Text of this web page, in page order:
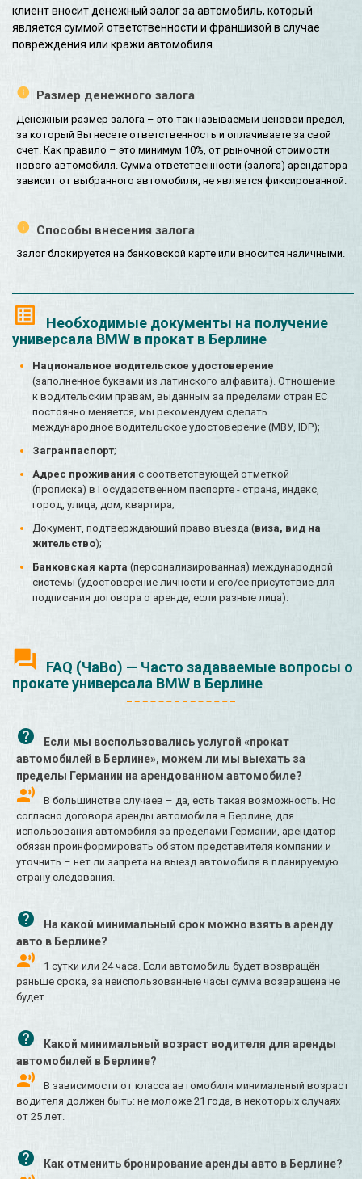
клиент вносит денежный залог за автомобиль, который
является суммой ответственности и франшизой в случае
повреждения или кражи автомобиля.
Размер денежного залога
Денежный размер залога – это так называемый ценовой предел,
за который Вы несете ответственность и оплачиваете за свой
счет. Как правило – это минимум 10%, от рыночной стоимости
нового автомобиля. Сумма ответственности (залога) арендатора
зависит от выбранного автомобиля, не является фиксированной.
Способы внесения залога
Залог блокируется на банковской карте или вносится наличными.
Необходимые документы на получение
универсала BMW в прокат в Берлине
Национальное водительское удостоверение
(заполненное буквами из латинского алфавита). Отношение
к водительским правам, выданным за пределами стран ЕС
постоянно меняется, мы рекомендуем сделать
международное водительское удостоверение (МВУ, IDP);
Загранпаспорт;
Адрес проживания с соответствующей отметкой
(прописка) в Государственном паспорте - страна, индекс,
город, улица, дом, квартира;
Документ, подтверждающий право въезда (виза, вид на
жительство);
Банковская карта (персонализированная) международной
системы (удостоверение личности и его/её присутствие для
подписания договора о аренде, если разные лица).
FAQ (ЧаВо) — Часто задаваемые вопросы о
прокате универсала BMW в Берлине
Если мы воспользовались услугой «прокат
автомобилей в Берлине», можем ли мы выехать за
пределы Германии на арендованном автомобиле?
В большинстве случаев – да, есть такая возможность. Но
согласно договора аренды автомобиля в Берлине, для
использования автомобиля за пределами Германии, арендатор
обязан проинформировать об этом представителя компании и
уточнить – нет ли запрета на выезд автомобиля в планируемую
страну следования.
На какой минимальный срок можно взять в аренду
авто в Берлине?
1 сутки или 24 часа. Если автомобиль будет возвращён
раньше срока, за неиспользованные часы сумма возвращена не
будет.
Какой минимальный возраст водителя для аренды
автомобилей в Берлине?
В зависимости от класса автомобиля минимальный возраст
водителя должен быть: не моложе 21 года, в некоторых случаях –
от 25 лет.
Как отменить бронирование аренды авто в Берлине?